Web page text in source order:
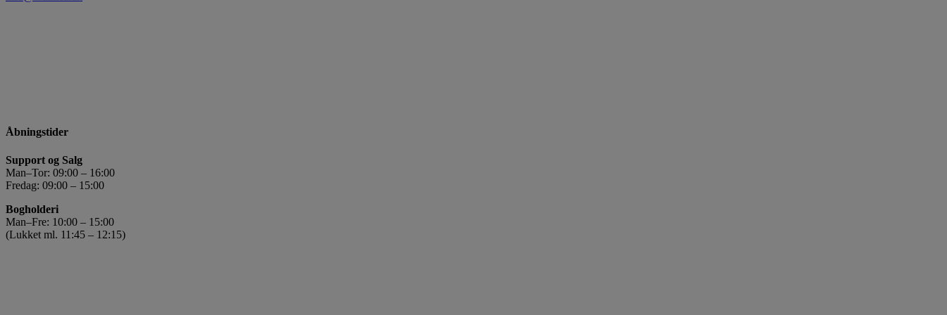
Åbningstider
Support og Salg
Man–Tor: 09:00 – 16:00
Fredag: 09:00 – 15:00
Bogholderi
Man–Fre: 10:00 – 15:00
(Lukket ml. 11:45 – 12:15)